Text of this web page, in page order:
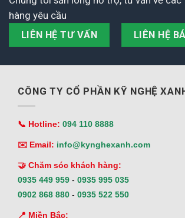
hàng yêu cầu
LIÊN HỆ TƯ VẤN LIÊN HỆ
CÔNG TY CỔ PHẦN KỸ NGHỆ
📞 Hotline: 094 110 8888
✉️ Email: info@kynghexanh.com
🤝 Chăm sóc khách hàng:
0935 449 959 - 0935 995 035
0902 868 880 - 0935 522 550
📍 Miền Bắc: